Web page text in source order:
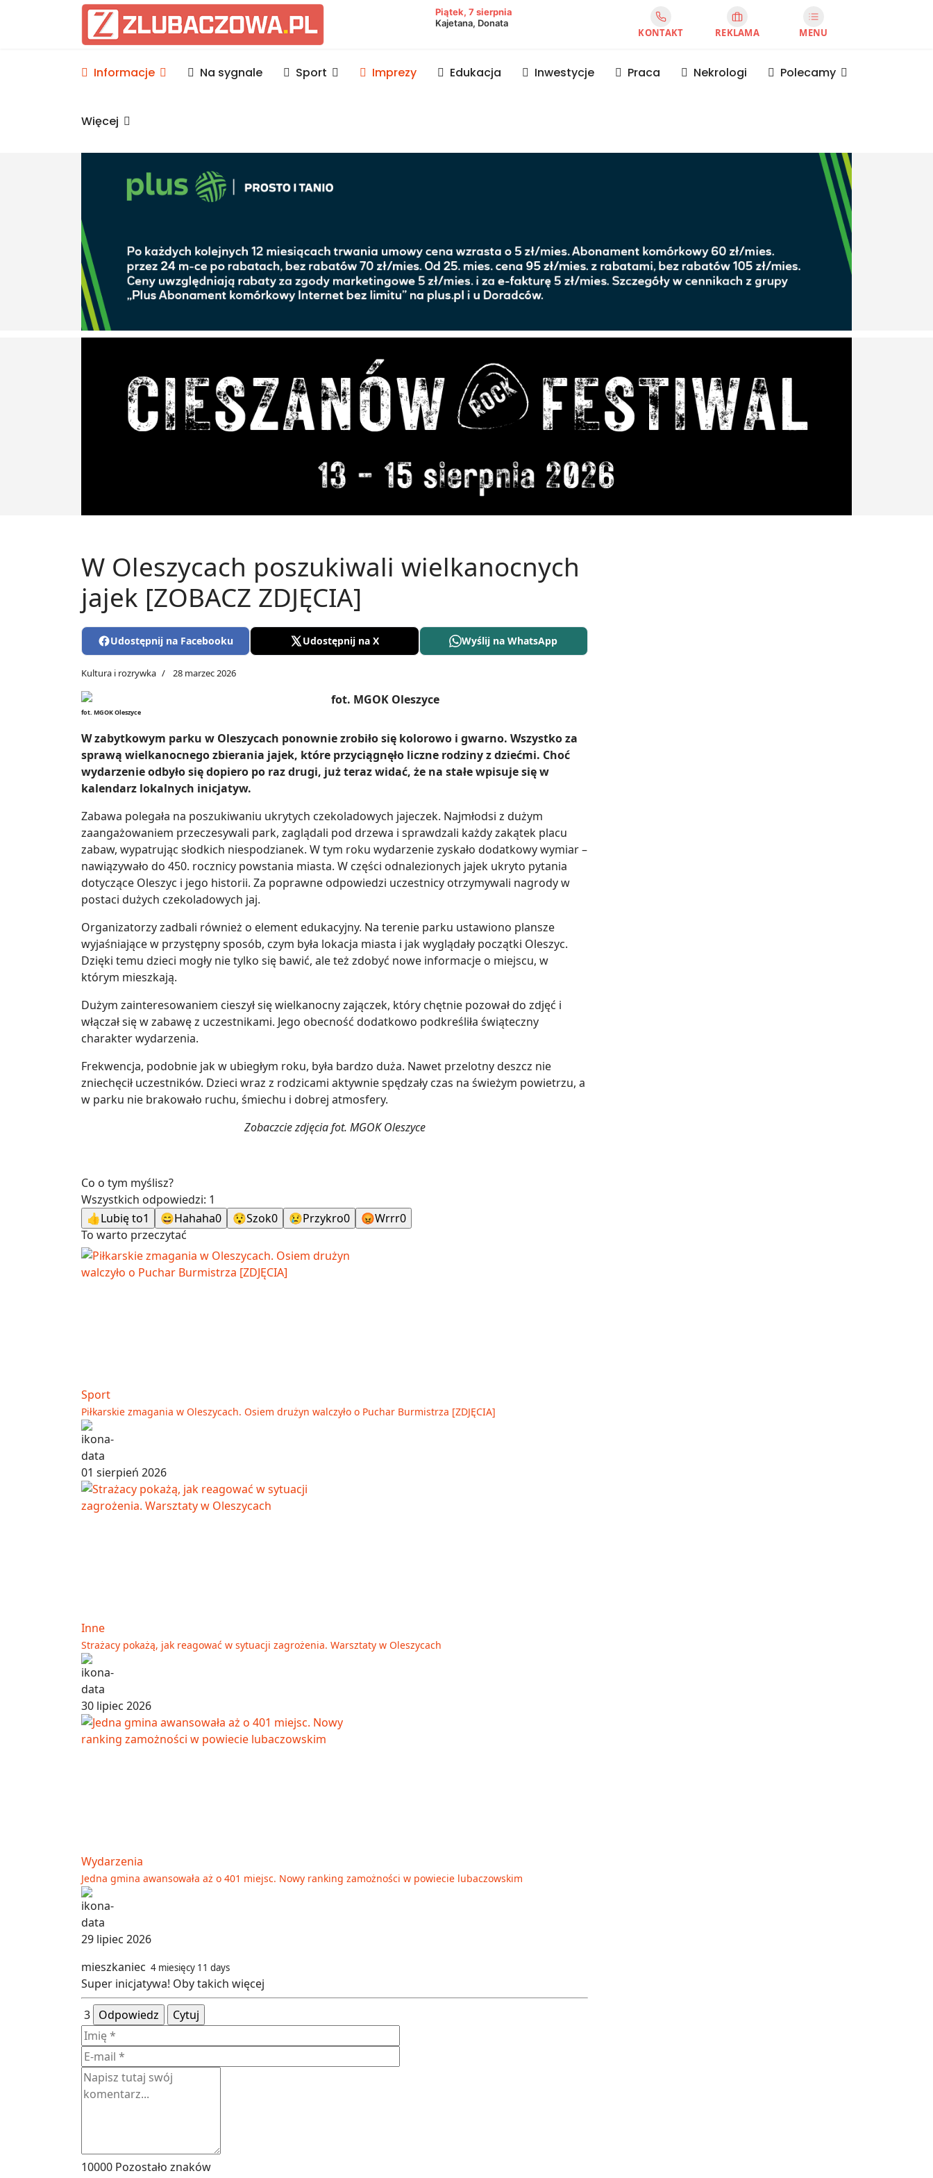
Informacje Lubaczów, powiat lubaczowski
Piątek, 7 sierpnia
Kajetana, Donata
KONTAKT REKLAMA MENU
Informacje Na sygnale Sport Imprezy Edukacja Inwestycje Praca Nekrologi Polecamy
Więcej
W Oleszycach poszukiwali wielkanocnych
jajek [ZOBACZ ZDJĘCIA]
Udostępnij na Facebooku Udostępnij na X Wyślij na WhatsApp
Kultura i rozrywka 28 marzec 2026
fot. MGOK Oleszyce
W zabytkowym parku w Oleszycach ponownie zrobiło się kolorowo i gwarno. Wszystko za
sprawą wielkanocnego zbierania jajek, które przyciągnęło liczne rodziny z dziećmi. Choć
wydarzenie odbyło się dopiero po raz drugi, już teraz widać, że na stałe wpisuje się w
kalendarz lokalnych inicjatyw.
Zabawa polegała na poszukiwaniu ukrytych czekoladowych jajeczek. Najmłodsi z dużym
zaangażowaniem przeczesywali park, zaglądali pod drzewa i sprawdzali każdy zakątek placu
zabaw, wypatrując słodkich niespodzianek. W tym roku wydarzenie zyskało dodatkowy wymiar –
nawiązywało do 450. rocznicy powstania miasta. W części odnalezionych jajek ukryto pytania
dotyczące Oleszyc i jego historii. Za poprawne odpowiedzi uczestnicy otrzymywali nagrody w
postaci dużych czekoladowych jaj.
Organizatorzy zadbali również o element edukacyjny. Na terenie parku ustawiono plansze
wyjaśniające w przystępny sposób, czym była lokacja miasta i jak wyglądały początki Oleszyc.
Dzięki temu dzieci mogły nie tylko się bawić, ale też zdobyć nowe informacje o miejscu, w
którym mieszkają.
Dużym zainteresowaniem cieszył się wielkanocny zajączek, który chętnie pozował do zdjęć i
włączał się w zabawę z uczestnikami. Jego obecność dodatkowo podkreśliła świąteczny
charakter wydarzenia.
Frekwencja, podobnie jak w ubiegłym roku, była bardzo duża. Nawet przelotny deszcz nie
zniechęcił uczestników. Dzieci wraz z rodzicami aktywnie spędzały czas na świeżym powietrzu, a
w parku nie brakowało ruchu, śmiechu i dobrej atmosfery.
Zobaczcie zdjęcia fot. MGOK Oleszyce
Co o tym myślisz?
Wszystkich odpowiedzi: 1
👍Lubię to1 😄Hahaha0 😯Szok0 😢Przykro0 😡Wrrr0
To warto przeczytać
Sport
Piłkarskie zmagania w Oleszycach. Osiem drużyn walczyło o Puchar Burmistrza [ZDJĘCIA]
01 sierpień 2026
Inne
Strażacy pokażą, jak reagować w sytuacji zagrożenia. Warsztaty w Oleszycach
30 lipiec 2026
Wydarzenia
Jedna gmina awansowała aż o 401 miejsc. Nowy ranking zamożności w powiecie lubaczowskim
29 lipiec 2026
mieszkaniec 4 miesięcy 11 days
Super inicjatywa! Oby takich więcej
3 Odpowiedz Cytuj
10000 Pozostało znaków